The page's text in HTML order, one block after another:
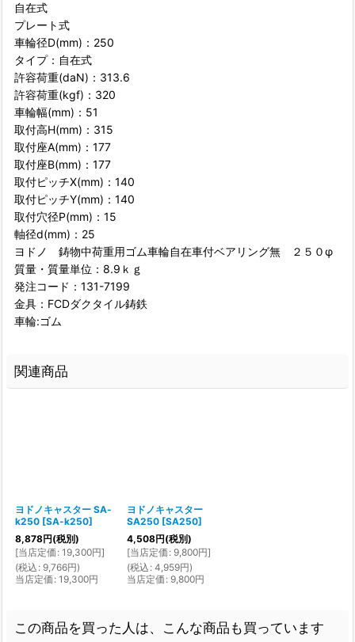
自在式
プレート式
車輪径D(mm)：250
タイプ：自在式
許容荷重(daN)：313.6
許容荷重(kgf)：320
車輪幅(mm)：51
取付高H(mm)：315
取付座A(mm)：177
取付座B(mm)：177
取付ピッチX(mm)：140
取付ピッチY(mm)：140
取付穴径P(mm)：15
軸径d(mm)：25
ヨドノ 鋳物中荷重用ゴム車輪自在車付ベアリング無 ２５０φ
質量・質量単位：8.9ｋｇ
発注コード：131-7199
金具：FCDダクタイル鋳鉄
車輪:ゴム
関連商品
ヨドノキャスター SA-
k250 [SA-k250]
8,878円(税別)
[当店定価 : 19,300円]
(税込 : 9,766円)
当店定価 : 19,300円
ヨドノキャスター
SA250 [SA250]
4,508円(税別)
[当店定価 : 9,800円]
(税込 : 4,959円)
当店定価 : 9,800円
この商品を買った人は、こんな商品も買っています